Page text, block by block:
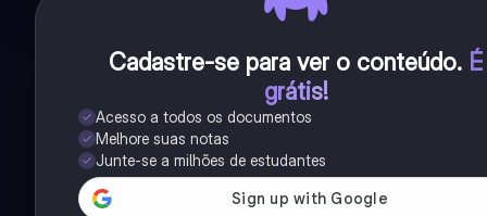
Cadastre-se para ver o conteúdo. É
grátis!
Acesso a todos os documentos
Melhore suas notas
Junte-se a milhões de estudantes